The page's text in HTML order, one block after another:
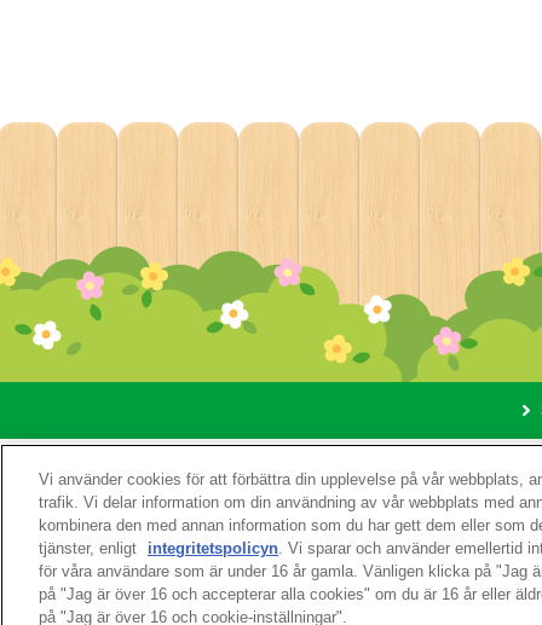
Om
Vi använder cookies för att förbättra din upplevelse på vår webbplats,
trafik. Vi delar information om din användning av vår webbplats med
kombinera den med annan information som du har gett dem eller som
tjänster, enligt
integritetspolicyn. Vi sparar och använder emellertid
för våra användare som är under 16 år gamla. Vänligen klicka på "Jag
på "Jag är över 16 och accepterar alla cookies" om du är 16 år eller
på "Jag är över 16 och cookie-inställningar".